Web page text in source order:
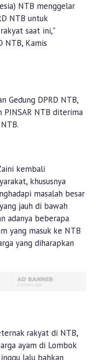
NTB menggelar
NTB untuk
saat ini,"
NTB, Kamis
Gedung DPRD NTB,
PINSAR NTB diterima
kembali
khususnya
masalah besar
jauh di bawah
adanya beberapa
yang masuk ke NTB
yang diharapkan
rakyat di NTB,
ayam di Lombok
lalu bahkan